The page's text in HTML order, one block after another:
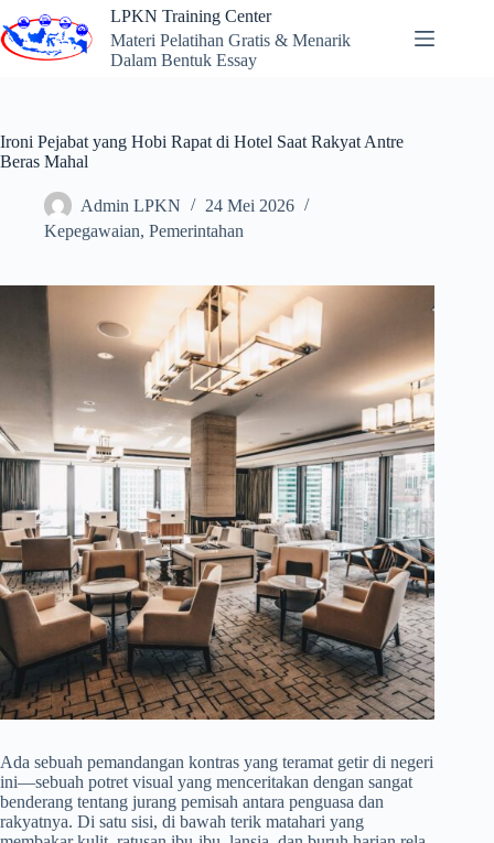
to
content
LPKN Training Center
Materi Pelatihan Gratis & Menarik
Dalam Bentuk Essay
Ironi Pejabat yang Hobi Rapat di Hotel Saat Rakyat Antre
Beras Mahal
Admin LPKN
24 Mei 2026
Kepegawaian, Pemerintahan
Ada sebuah pemandangan kontras yang teramat getir di negeri
ini—sebuah potret visual yang menceritakan dengan sangat
benderang tentang jurang pemisah antara penguasa dan
rakyatnya. Di satu sisi, di bawah terik matahari yang